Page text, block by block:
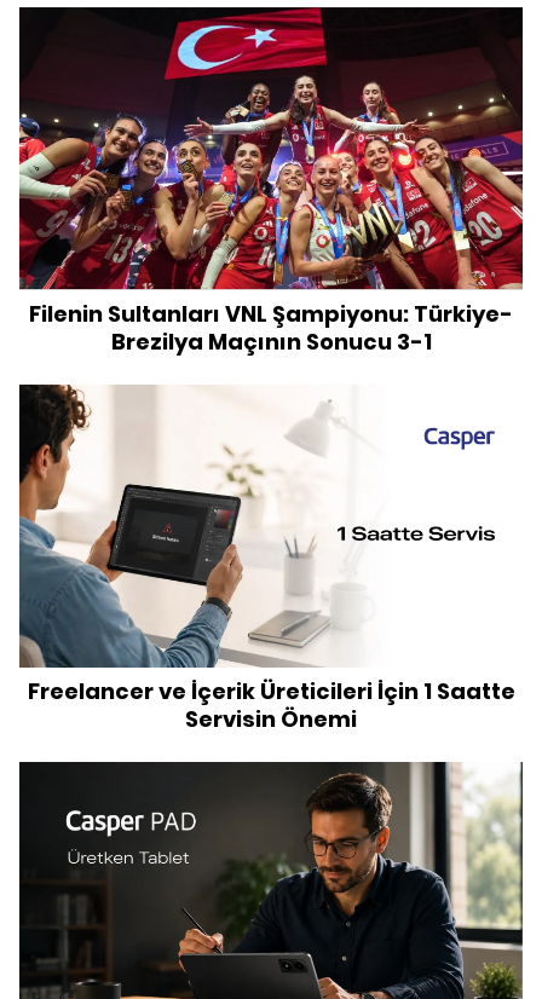
Filenin Sultanları VNL Şampiyonu: Türkiye-
Brezilya Maçının Sonucu 3-1
Freelancer ve İçerik Üreticileri İçin 1 Saatte
Servisin Önemi